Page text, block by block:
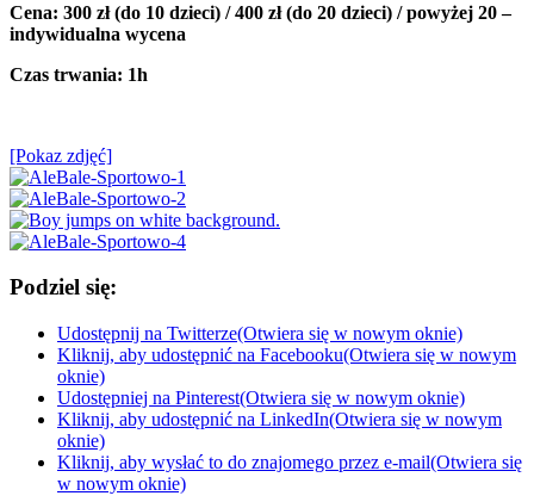
Cena: 300 zł (do 10 dzieci) / 400 zł (do 20 dzieci) / powyżej 20 –
indywidualna wycena
Czas trwania: 1h
[Pokaz zdjęć]
Podziel się:
Udostępnij na Twitterze(Otwiera się w nowym oknie)
Kliknij, aby udostępnić na Facebooku(Otwiera się w nowym
oknie)
Udostępniej na Pinterest(Otwiera się w nowym oknie)
Kliknij, aby udostępnić na LinkedIn(Otwiera się w nowym
oknie)
Kliknij, aby wysłać to do znajomego przez e-mail(Otwiera się
w nowym oknie)